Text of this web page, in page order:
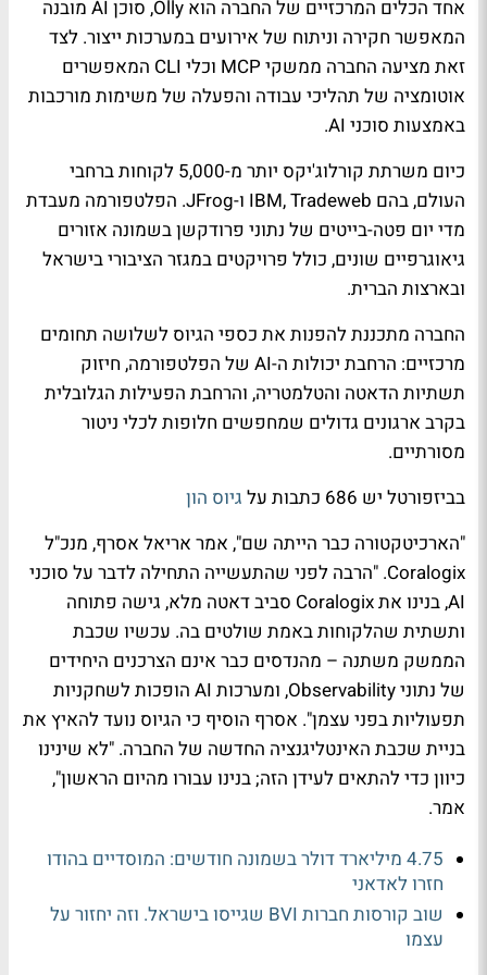
אחד הכלים המרכזיים של החברה הוא Olly, סוכן AI מובנה
המאפשר חקירה וניתוח של אירועים במערכות ייצור. לצד
זאת מציעה החברה ממשקי MCP וכלי CLI המאפשרים
אוטומציה של תהליכי עבודה והפעלה של משימות מורכבות
באמצעות סוכני AI.
כיום משרתת קורלוג'יקס יותר מ-5,000 לקוחות ברחבי
העולם, בהם IBM, Tradeweb ו-JFrog. הפלטפורמה מעבדת
מדי יום פטה-בייטים של נתוני פרודקשן בשמונה אזורים
גיאוגרפיים שונים, כולל פרויקטים במגזר הציבורי בישראל
ובארצות הברית.
החברה מתכננת להפנות את כספי הגיוס לשלושה תחומים
מרכזיים: הרחבת יכולות ה-AI של הפלטפורמה, חיזוק
תשתיות הדאטה והטלמטריה, והרחבת הפעילות הגלובלית
בקרב ארגונים גדולים שמחפשים חלופות לכלי ניטור
מסורתיים.
בביזפורטל יש 686 כתבות על
גיוס הון
"הארכיטקטורה כבר הייתה שם", אמר אריאל אסרף, מנכ"ל
Coralogix. "הרבה לפני שהתעשייה התחילה לדבר על סוכני
AI, בנינו את Coralogix סביב דאטה מלא, גישה פתוחה
ותשתית שהלקוחות באמת שולטים בה. עכשיו שכבת
הממשק משתנה – מהנדסים כבר אינם הצרכנים היחידים
של נתוני Observability, ומערכות AI הופכות לשחקניות
תפעוליות בפני עצמן". אסרף הוסיף כי הגיוס נועד להאיץ את
בניית שכבת האינטליגנציה החדשה של החברה. "לא שינינו
כיוון כדי להתאים לעידן הזה; בנינו עבורו מהיום הראשון",
אמר.
4.75 מיליארד דולר בשמונה חודשים: המוסדיים בהודו
חזרו לאדאני
שוב קורסות חברות BVI שגייסו בישראל. וזה יחזור על
עצמו